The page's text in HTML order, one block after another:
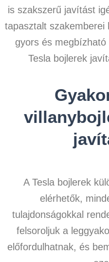
is szakszerű javítást
tapasztalt szakemberei
gyors és
Tesla bojlerek
A Tesla bojlerek
elérhetők,
tulajdonságokkal
felsoroljuk a
előfordulhatnak, és